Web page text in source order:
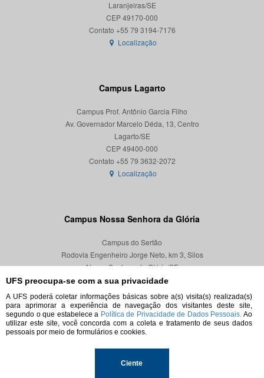
UFS preocupa-se com a sua privacidade
A UFS poderá coletar informações básicas sobre a(s) visita(s) realizada(s)
para aprimorar a experiência de navegação dos visitantes deste site,
segundo o que estabelece a Política de Privacidade de Dados Pessoais. Ao
utilizar este site, você concorda com a coleta e tratamento de seus dados
pessoais por meio de formulários e cookies.
Ciente
Laranjeiras/SE
CEP 49170-000
Localização
Campus Lagarto
Campus Prof. Antônio Garcia Filho
Av. Governador Marcelo Déda, 13, Centro
Lagarto/SE
CEP 49400-000
Localização
Campus Nossa Senhora da Glória
Campus do Sertão
Rodovia Engenheiro Jorge Neto, km 3, Silos
Nossa Senhora da Glória/SE
CEP 49680-000
Localização
© 2026. Todos os direitos reservados.